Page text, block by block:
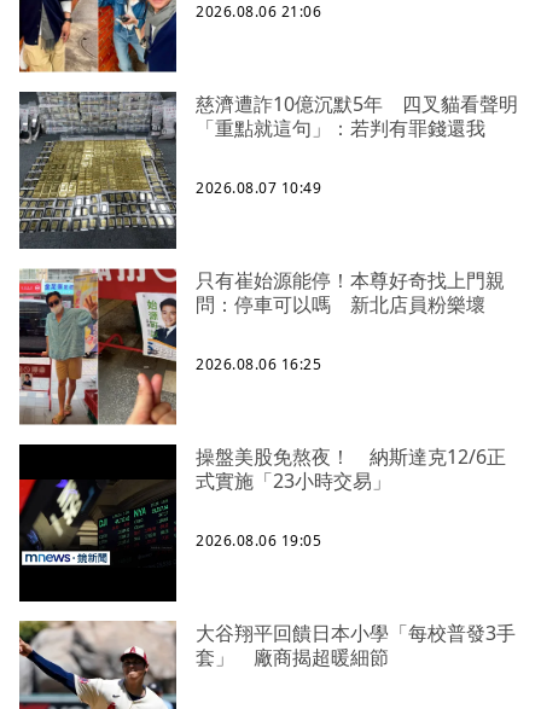
2026.08.06 21:06
慈濟遭詐10億沉默5年 四叉貓看聲明
「重點就這句」：若判有罪錢還我
2026.08.07 10:49
只有崔始源能停！本尊好奇找上門親
問：停車可以嗎 新北店員粉樂壞
2026.08.06 16:25
操盤美股免熬夜！ 納斯達克12/6正
式實施「23小時交易」
2026.08.06 19:05
大谷翔平回饋日本小學「每校普發3手
套」 廠商揭超暖細節